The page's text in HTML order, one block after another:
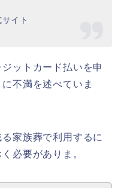
イト
ットカード払いを申
不満を述べていま
家族葬で利用するに
必要がありま。